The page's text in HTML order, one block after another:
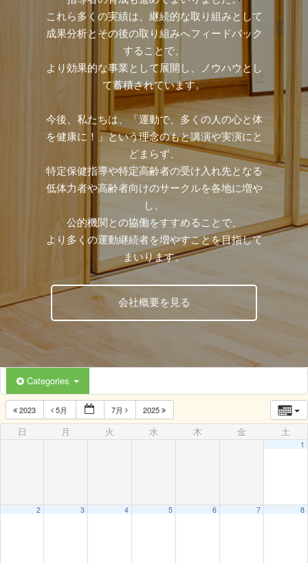
これら多くの実績は、継続的な取り組みとして
成果分析とその後の取り組みへフィードバック
することで、
より効果的な事業として展開し、ノウハウとし
て蓄積されています。
今後、私たちは、「運動で、多くの人の心と体
を健康に！」という理念のもと講演や実演にと
どまらず、
特定保健指導や特定高齢者の受け入れ先となる
低体力者や高齢者向けのサークルを各地に増や
し、
公的機関との協働をすすめることで、
より多くの運動継続者を増やすことを目指して
まいります。
会社概要を見る
Categories
2023 5月 7月 2025
日 月 火 水 木 金 土
1
2 3 4 5 6 7 8